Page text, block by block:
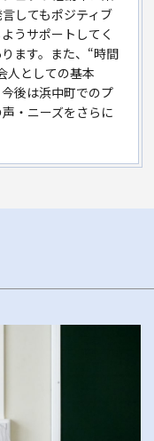
してもポジティブ
うサポートしてく
ます。また、“時間
人としての基本
後は浜中町でのプ
・ニーズをさらに